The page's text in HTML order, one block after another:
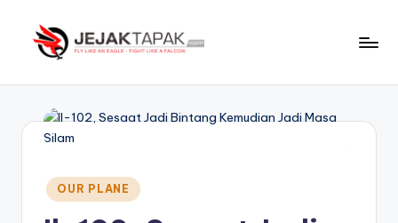
An
Eagle
Fight
Like
Posted
in
OUR PLANE